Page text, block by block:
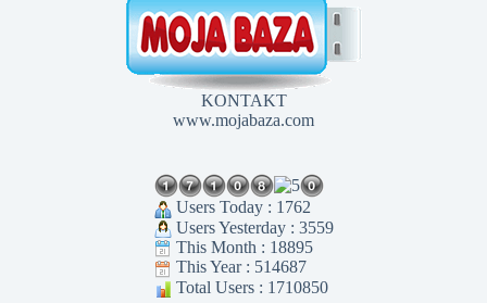
KONTAKT
www.mojabaza.com
Users Today : 1762
Users Yesterday : 3559
This Month : 18895
This Year : 514687
Total Users : 1710850